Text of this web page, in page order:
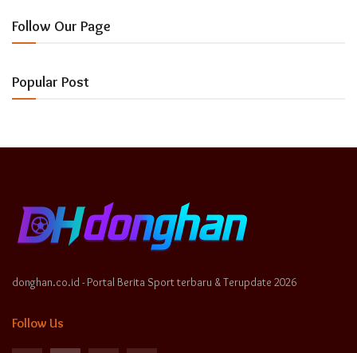
Follow Our Page
Popular Post
donghan.co.id - Portal Berita Sport terbaru & Terupdate 2026
Follow Us